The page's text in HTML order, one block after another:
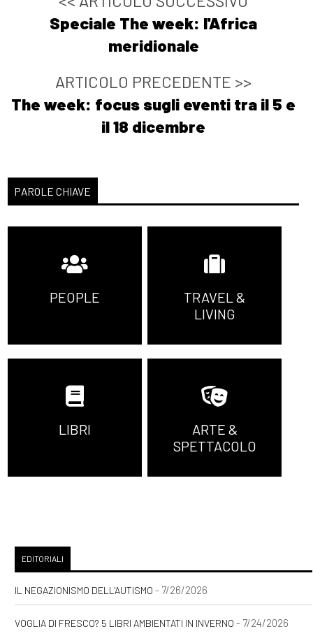
Speciale The week: l'Africa
meridionale
ARTICOLO PRECEDENTE >>
The week: focus sugli eventi tra il 5 e
il 18 dicembre
PAROLE CHIAVE
PEOPLE
TRAVEL &
LIVING
LIBRI
ARTE &
SPETTACOLO
EDITORIALI
IL NEGAZIONISMO DELL'AUTISMO - 7/26/2026
VOGLIA DI FRESCO? 5 LIBRI AMBIENTATI IN INVERNO - 7/24/2026